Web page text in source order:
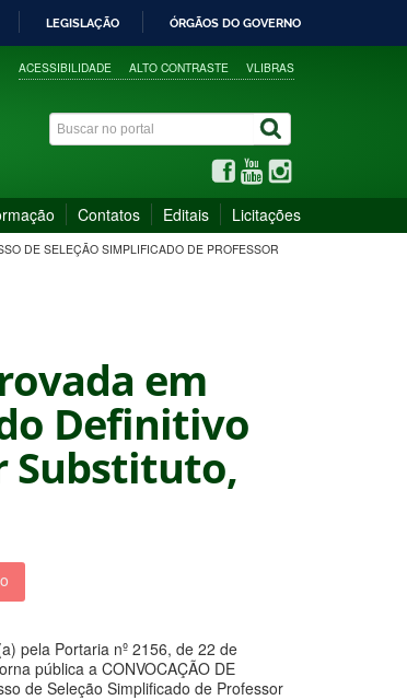
LEGISLAÇÃO ÓRGÃOS DO GOVERNO
ACESSIBILIDADE ALTO CONTRASTE VLIBRAS
Contatos Editais Licitações
DE SELEÇÃO SIMPLIFICADO DE PROFESSOR
em
Definitivo
Substituto,
pela Portaria nº 2156, de 22 de
pública a CONVOCAÇÃO DE
de Seleção Simplificado de Professor